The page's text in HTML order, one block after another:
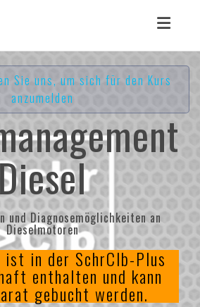
Toggle
Sie uns, um sich für den Kurs
anzumelden
und Diagnosemöglichkeiten an
Dieselmotoren
ist in der SchrClb-Plus
enthalten und kann
gebucht werden.